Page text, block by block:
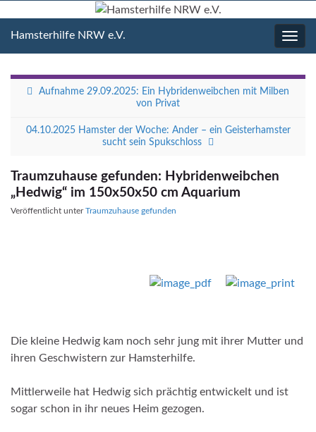
Hamsterhilfe NRW e.V.
Aufnahme 29.09.2025: Ein Hybridenweibchen mit Milben
von Privat
04.10.2025 Hamster der Woche: Ander – ein Geisterhamster
sucht sein Spukschloss
Traumzuhause gefunden: Hybridenweibchen
„Hedwig“ im 150x50x50 cm Aquarium
Veröffentlicht unterTraumzuhause gefunden
Die kleine Hedwig kam noch sehr jung mit ihrer Mutter und
ihren Geschwistern zur Hamsterhilfe.
Mittlerweile hat Hedwig sich prächtig entwickelt und ist
sogar schon in ihr neues Heim gezogen.